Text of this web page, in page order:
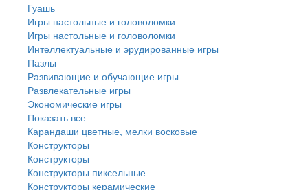
Гуашь
Игры настольные и головоломки
Игры настольные и головоломки
Интеллектуальные и эрудированные игры
Пазлы
Развивающие и обучающие игры
Развлекательные игры
Экономические игры
Показать все
Карандаши цветные, мелки восковые
Конструкторы
Конструкторы
Конструкторы пиксельные
Конструкторы керамические